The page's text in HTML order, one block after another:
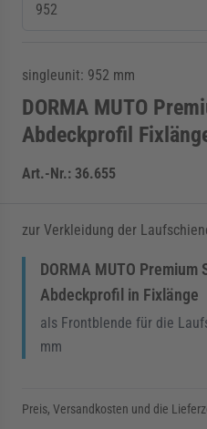
singleunit: 952 mm
DORMA MUTO
Abdeckprofil
Art.-Nr.: 36.655
zur Verkleidung der
DORMA MUTO Premium
Abdeckprofil in Fixlänge
als Frontblende für die
mm
Preis, Versandkosten und die